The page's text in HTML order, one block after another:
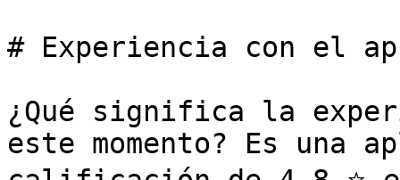
# Experiencia con el
¿Qué significa la
este momento? Es una